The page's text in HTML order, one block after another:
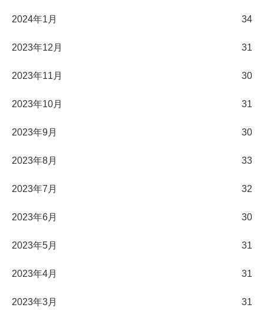
2024年1月 34
2023年12月 31
2023年11月 30
2023年10月 31
2023年9月 30
2023年8月 33
2023年7月 32
2023年6月 30
2023年5月 31
2023年4月 31
2023年3月 31